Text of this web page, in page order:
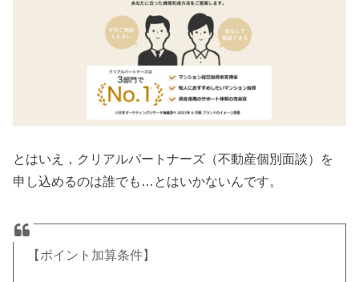
とはいえ，クリアルパートナーズ（不動産個別面談）を
申し込めるのは誰でも…とはいかないんです。
【ポイント加算条件】